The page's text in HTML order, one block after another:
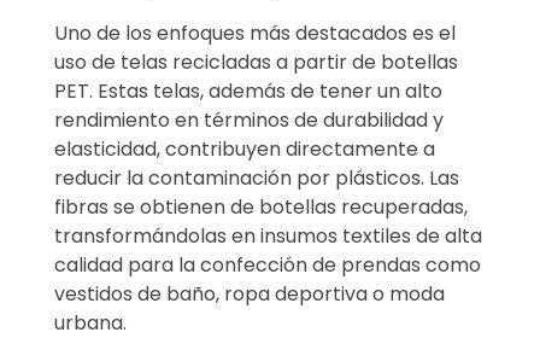
Uno de los enfoques más destacados es el
uso de telas recicladas a partir de botellas
PET. Estas telas, además de tener un alto
rendimiento en términos de durabilidad y
elasticidad, contribuyen directamente a
reducir la contaminación por plásticos. Las
fibras se obtienen de botellas recuperadas,
transformándolas en insumos textiles de alta
calidad para la confección de prendas como
vestidos de baño, ropa deportiva o moda
urbana.